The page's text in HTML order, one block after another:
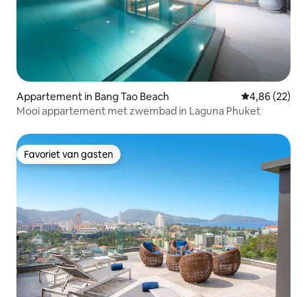
Appartement in Bang Tao Beach Gemiddelde
4,86 (22)
Mooi appartement met zwembad in Laguna Phuket
Favoriet van gasten
Favoriet van gasten